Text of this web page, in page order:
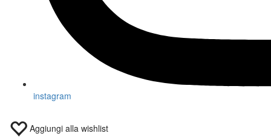
instagram
Aggiungi alla wishlist